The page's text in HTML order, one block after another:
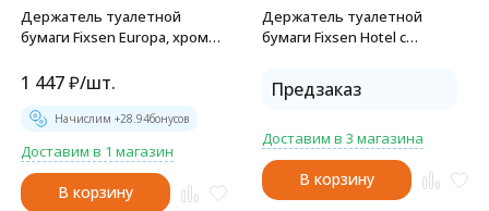
Держатель туалетной
бумаги Fixsen Europa, хром
1 447₽/шт.
Начислим +28.94бонусов
Доставим в 1 магазин
В корзину
Держатель туалетной
бумаги Fixsen Hotel с
Предзаказ
Доставим в 3 магазина
В корзину